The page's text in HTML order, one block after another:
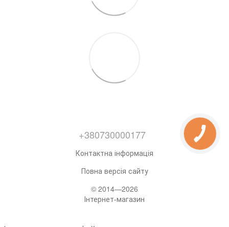
+380730000177
Контактна інформація
Повна версія сайту
© 2014—2026
Інтернет-магазин